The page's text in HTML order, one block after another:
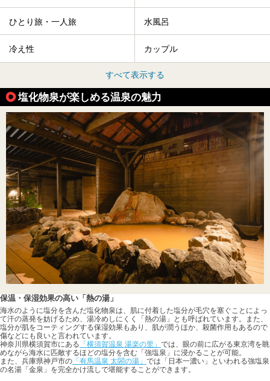
ひとり旅・一人旅 水風呂
冷え性 カップル
すべて表示する
塩化物泉が楽しめる温泉の魅力
保温・保湿効果の高い「熱の湯」
海水のように塩分を含んだ塩化物泉は、肌に付着した塩分が毛穴を塞ぐことによっ
て汗の蒸発を妨げるため、湯冷めしにくく「熱の湯」とも呼ばれています。また、
塩分が肌をコーティングする保湿効果もあり、肌が潤うほか、殺菌作用もあるので
傷などにも良いと言われています。
神奈川県横須賀市にある 「横須賀温泉 湯楽の里」 では、眼の前に広がる東京湾を眺
めながら海水に匹敵するほどの塩分を含む「強塩泉」に浸かることが可能。
また、兵庫県神戸市の 「有馬温泉 太閤の湯」 では「日本一濃い」といわれる強塩泉
の名湯「金泉」を完全かけ流しで堪能することができます。